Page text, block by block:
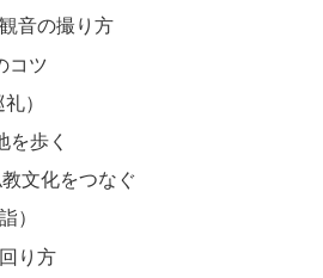
音の撮り方
コツ
）
を歩く
文化をつなぐ
）
り方